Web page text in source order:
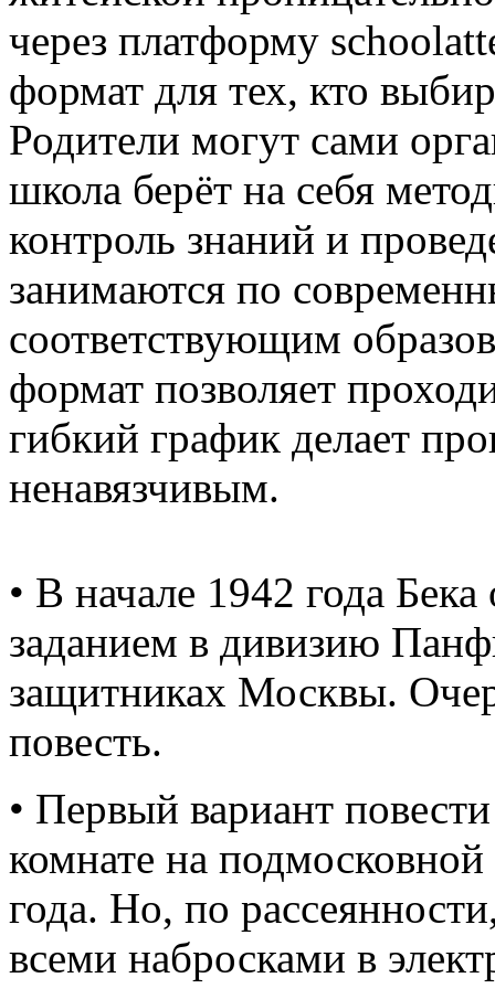
через платформу
формат для тех, кто
Родители могут сами
школа берёт на себя
контроль знаний и
занимаются по
соответствующим
формат позволяет
гибкий график делает
ненавязчивым.
• В начале 1942 года
заданием в дивизию
защитниках Москвы.
повесть.
• Первый вариант
комнате на
года. Но, по
всеми набросками в